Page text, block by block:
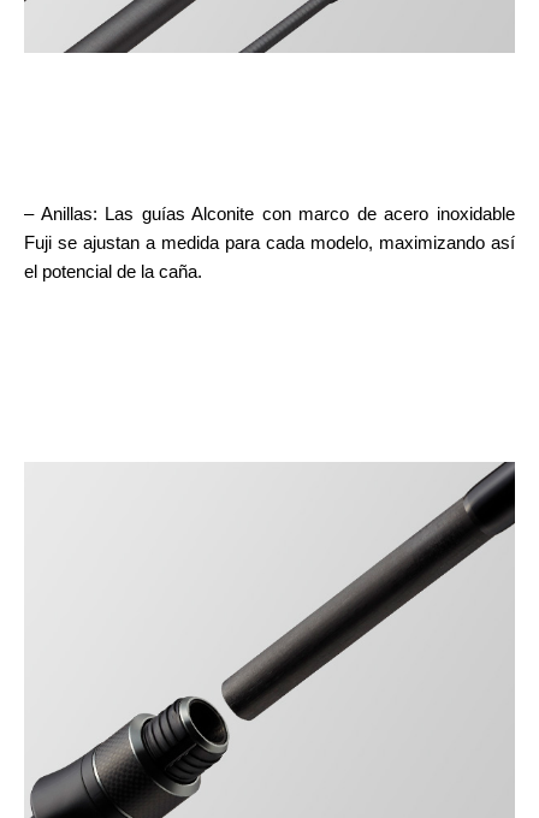
– Anillas: Las guías Alconite con marco de acero inoxidable
Fuji se ajustan a medida para cada modelo, maximizando así
el potencial de la caña.